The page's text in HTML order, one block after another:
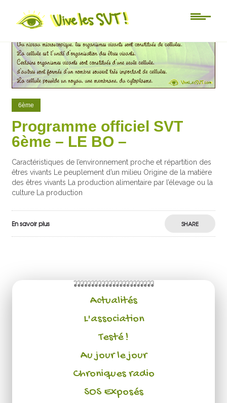
6ème
Programme officiel SVT
6ème – LE BO –
Caractéristiques de l’environnement proche et répartition des
êtres vivants Le peuplement d’un milieu Origine de la matière
des êtres vivants La production alimentaire par l’élevage ou la
culture La production
En savoir plus SHARE
Actualités
L'association
Testé !
Au jour le jour
Chroniques radio
SOS Exposés